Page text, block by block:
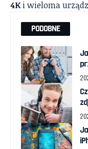
4Ki wieloma
PODOBNE